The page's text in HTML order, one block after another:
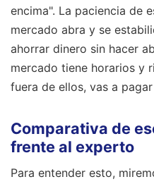
encima". La paciencia de
mercado abra y se
ahorrar dinero sin hacer
mercado tiene horarios y
fuera de ellos, vas a
Comparativa de
frente al experto
Para entender esto,